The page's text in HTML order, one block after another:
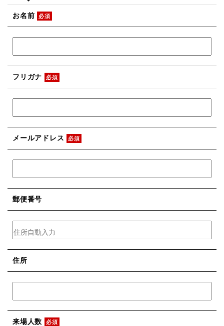
お名前 必須
フリガナ 必須
メールアドレス 必須
郵便番号
住所
来場人数 必須